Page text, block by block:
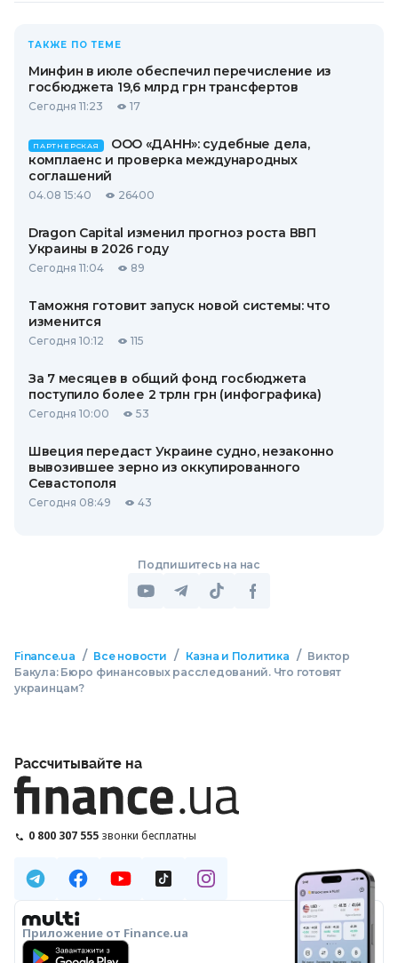
ТАКЖЕ ПО ТЕМЕ
Минфин в июле обеспечил перечисление из
госбюджета 19,6 млрд грн трансфертов
Сегодня 11:23 17
ПАРТНЕРСКАЯ
ООО «ДАНН»: судебные дела,
комплаенс и проверка международных
соглашений
04.08 15:40 26400
Dragon Capital изменил прогноз роста ВВП
Украины в 2026 году
Сегодня 11:04 89
Таможня готовит запуск новой системы: что
изменится
Сегодня 10:12 115
За 7 месяцев в общий фонд госбюджета
поступило более 2 трлн грн (инфографика)
Сегодня 10:00 53
Швеция передаст Украине судно, незаконно
вывозившее зерно из оккупированного
Севастополя
Сегодня 08:49 43
Подпишитесь на нас
Finance.ua / Все новости / Казна и Политика / Виктор
Бакула: Бюро финансовых расследований. Что готовят
украинцам?
Рассчитывайте на
0 800 307 555 звонки бесплатны
Приложение от Finance.ua